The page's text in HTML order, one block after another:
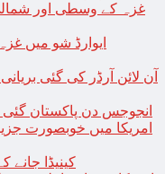
غزہ کے وسطی اور
آن لائن آرڈر کی گئی
انجوجس دن پاکستان گئی
کینیڈا